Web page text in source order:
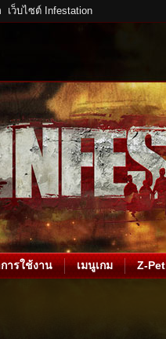
เว็บไซต์ Infestation
ารใช้งาน เมนูเกม Z-Pet